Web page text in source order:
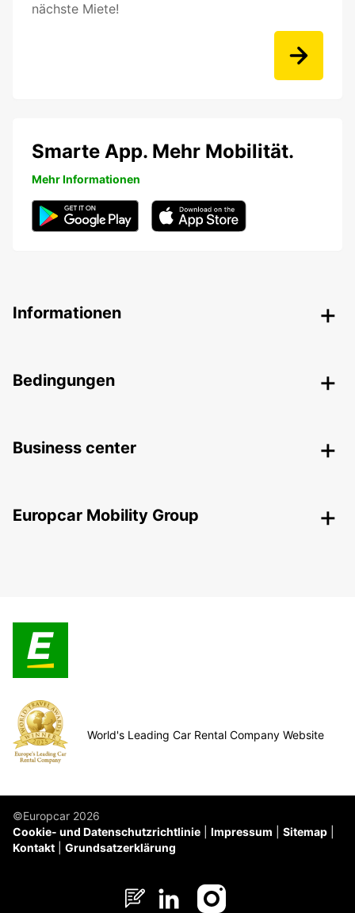
nächste Miete!
Smarte App. Mehr Mobilität.
Mehr Informationen
Informationen
Bedingungen
Business center
Europcar Mobility Group
World's Leading Car Rental Company Website
©Europcar 2026
Cookie- und Datenschutzrichtlinie
Impressum
Sitemap
Kontakt
Grundsatzerklärung